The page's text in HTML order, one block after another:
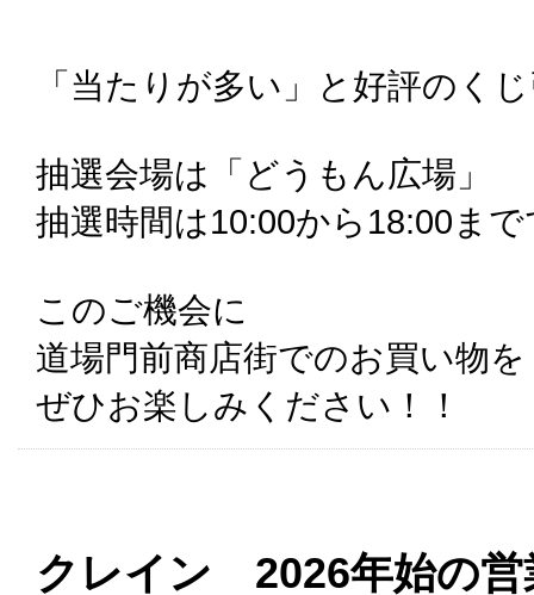
「当たりが多い」と好評のく
抽選会場は「どうもん広場」
抽選時間は10:00から18:00ま
このご機会に
道場門前商店街でのお買い物を
ぜひお楽しみください！！
クレイン 2026年始の営